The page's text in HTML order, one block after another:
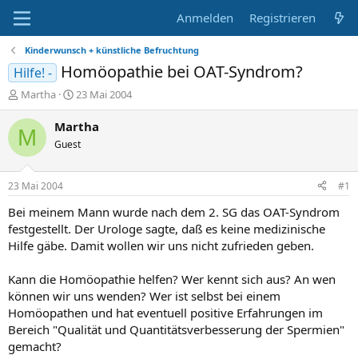
Anmelden Registrieren
Kinderwunsch + künstliche Befruchtung
Hilfe! - Homöopathie bei OAT-Syndrom?
E
r
s
t
e
r
Martha
E
r
s
e
t
a
m
23 Mai 2004
M Martha
Guest
23 Mai 2004 #1
Bei meinem Mann wurde nach dem 2. SG das OAT-Syndrom
festgestellt. Der Urologe sagte, daß es keine medizinische
Hilfe gäbe. Damit wollen wir uns nicht zufrieden geben.
Kann die Homöopathie helfen? Wer kennt sich aus? An wen
können wir uns wenden? Wer ist selbst bei einem
Homöopathen und hat eventuell positive Erfahrungen im
Bereich "Qualität und Quantitätsverbesserung der Spermien"
gemacht?